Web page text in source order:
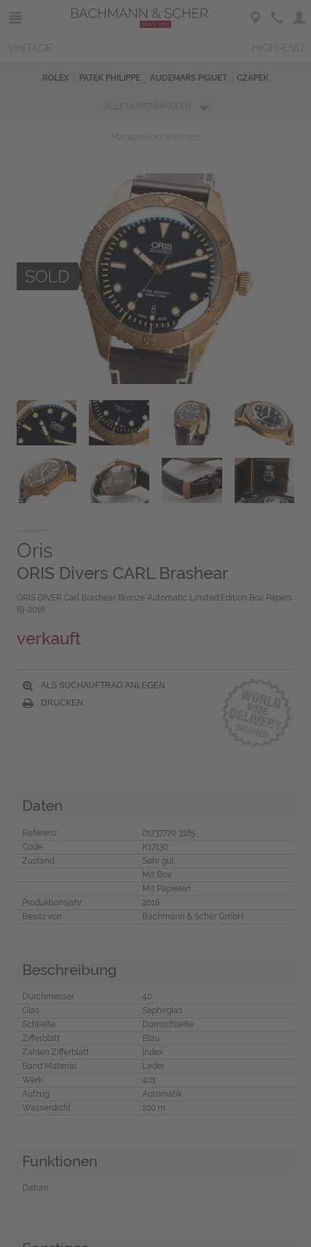
ROLEX PATEK PHILIPPE AUDEMARS PIGUET CZAPEK
Oris
ORIS Divers CARL Brashear
ORIS DIVER Carl Brashear Bronze Automatic Limited Edition Box Papers
Bj-2016
verkauft
ALS SUCHAUFTRAG ANLEGEN
DRUCKEN
Daten
Referenz
01737720 3185
Code
K17130
Zustand
Sehr gut
Mit Box
Mit Papieren
Produktionsjahr
2016
Besitz von
Bachmann & Scher GmbH
Beschreibung
Durchmesser
40
Glas
Saphirglas
Schließe
Dornschließe
Zifferblatt
Blau
Zahlen Zifferblatt
Index
Band Material
Leder
Werk
401
Aufzug
Automatik
Wasserdicht
100 m
Funktionen
Datum